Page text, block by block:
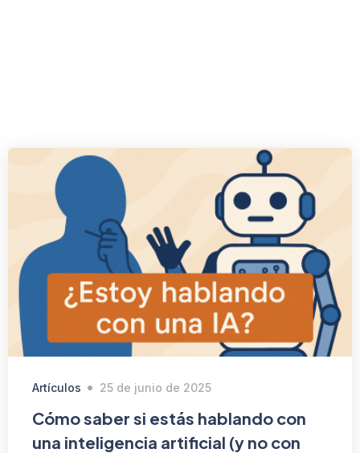
Artículos 25 de junio de 2025
Cómo saber si estás hablando con
una inteligencia artificial (y no con